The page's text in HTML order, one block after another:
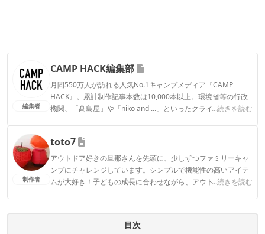
編集者
CAMP HACK編集部
月間550万人が訪れる人気No.1キャンプメディア『CAMP
HACK』。累計制作記事本数は10,000本以上。環境省等の行政
機関、「髙島屋」や「niko and ...」といったクライアントとの
...続きを読む
CAMP HACK編集部のプロフィール
制作者
toto7
アウトドア好きの旦那さんを先頭に、少しずつファミリーキャ
ンプにチャレンジしています。シンプルで機能性の高いアイテ
ムが大好き！子どもの成長に合わせながら、アウトドアを楽し
...続きを読む
目次